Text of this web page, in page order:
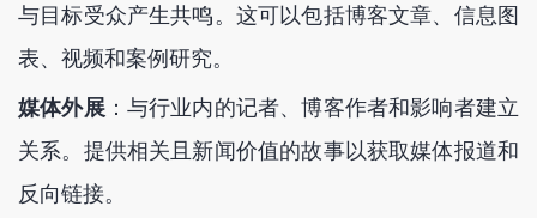
与目标受众产生共鸣。这可以包括博客文章、信息图
表、视频和案例研究。
媒体外展：与行业内的记者、博客作者和影响者建立
关系。提供相关且新闻价值的故事以获取媒体报道和
反向链接。